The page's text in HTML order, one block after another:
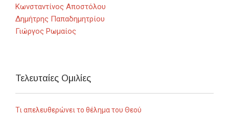
Κωνσταντίνος Αποστόλου
Δημήτρης Παπαδημητρίου
Γιώργος Ρωμαίος
Τελευταίες Ομιλίες
Τι απελευθερώνει το θέλημα του Θεού